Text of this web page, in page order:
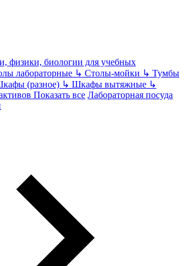
физики, биологии для учебных
лабораторные ↳ Столы-мойки ↳ Тумбы
(разное) ↳ Шкафы вытяжные ↳
Показать все Лабораторная посуда